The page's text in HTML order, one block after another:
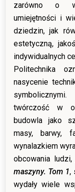
zarówno o
umiejętności i
dziedzin, jak
estetyczną,
indywidualnych
Politechnika
nasycenie
twórczość w
budowla jako
masy, barwy,
wynalazkiem
obcowania
maszyny. Tom 1,
wydały wiele